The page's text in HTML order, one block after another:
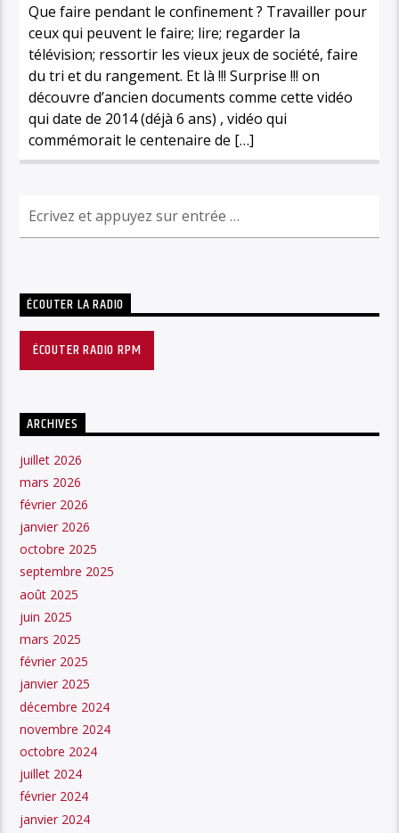
Que faire pendant le confinement ? Travailler pour
ceux qui peuvent le faire; lire; regarder la
télévision; ressortir les vieux jeux de société, faire
du tri et du rangement. Et là !!! Surprise !!! on
découvre d’ancien documents comme cette vidéo
qui date de 2014 (déjà 6 ans) , vidéo qui
commémorait le centenaire de […]
ÉCOUTER LA RADIO
ÉCOUTER RADIO RPM
ARCHIVES
juillet 2026
mars 2026
février 2026
janvier 2026
octobre 2025
septembre 2025
août 2025
juin 2025
mars 2025
février 2025
janvier 2025
décembre 2024
novembre 2024
octobre 2024
juillet 2024
février 2024
janvier 2024